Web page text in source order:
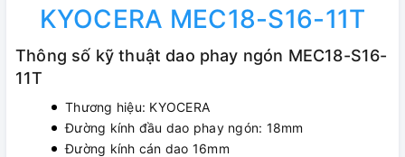
KYOCERA MEC18-S16-11T
Thông số kỹ thuật dao phay ngón MEC18-S16-
11T
Thương hiệu: KYOCERA
Đường kính đầu dao phay ngón: 18mm
Đường kính cán dao 16mm